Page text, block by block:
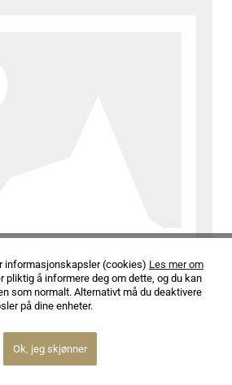
mangfold i Geiranger
informasjonskapsler (cookies) Les mer om
pliktig å informere deg om dette, og du kan
som normalt. Alternativt må du deaktivere
på dine enheter.
Ok, jeg skjønner